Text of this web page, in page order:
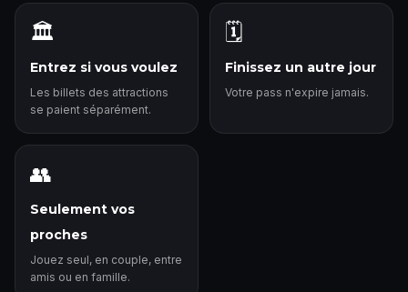
🏛️
Entrez si vous voulez
Les billets des attractions
se paient séparément.
🗓️
Finissez un autre jour
Votre pass n'expire jamais.
👥
Seulement vos
proches
Jouez seul, en couple, entre
amis ou en famille.